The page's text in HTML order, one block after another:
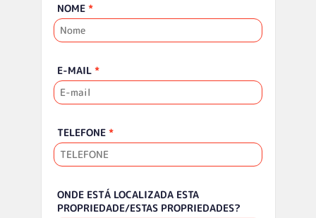
NOME *
E-MAIL *
TELEFONE *
ONDE ESTÁ LOCALIZADA ESTA
PROPRIEDADE/ESTAS PROPRIEDADES?